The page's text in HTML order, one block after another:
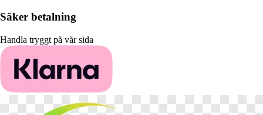
Säker betalning
Handla tryggt på vår sida